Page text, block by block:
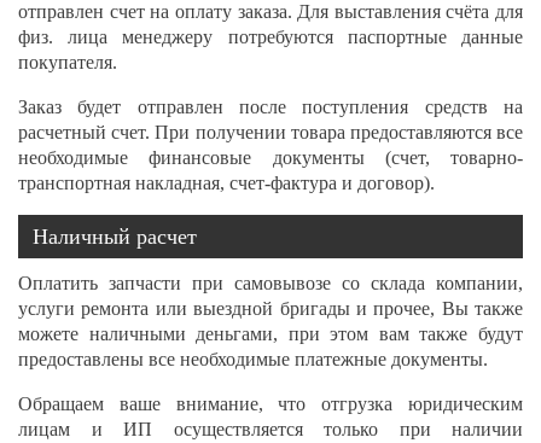
отправлен счет на оплату заказа. Для выставления счёта для
физ. лица менеджеру потребуются паспортные данные
покупателя.
Заказ будет отправлен после поступления средств на
расчетный счет. При получении товара предоставляются все
необходимые финансовые документы (счет, товарно-
транспортная накладная, счет-фактура и договор).
Наличный расчет
Оплатить запчасти при самовывозе со склада компании,
услуги ремонта или выездной бригады и прочее, Вы также
можете наличными деньгами, при этом вам также будут
предоставлены все необходимые платежные документы.
Обращаем ваше внимание, что отгрузка юридическим
лицам и ИП осуществляется только при наличии